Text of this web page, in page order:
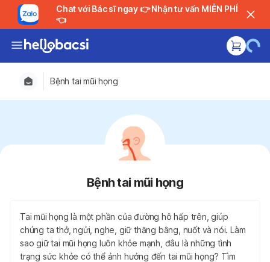
Chat với Bác sĩ ngay 👉 Nhận tư vấn MIỄN PHÍ
👈
Bệnh tai mũi họng
Bệnh tai mũi họng
Tai mũi họng là một phần của đường hô hấp trên, giúp
chúng ta thở, ngửi, nghe, giữ thăng bằng, nuốt và nói. Làm
sao giữ tai mũi họng luôn khỏe mạnh, đâu là những tình
trạng sức khỏe có thể ảnh hưởng đến tai mũi họng? Tìm